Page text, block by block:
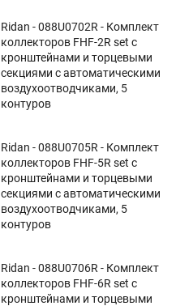
Ridan - 088U0702R - Комплект
коллекторов FHF-2R set с
кронштейнами и торцевыми
секциями с автоматическими
воздухоотводчиками, 5
контуров
Ridan - 088U0705R - Комплект
коллекторов FHF-5R set с
кронштейнами и торцевыми
секциями с автоматическими
воздухоотводчиками, 5
контуров
Ridan - 088U0706R - Комплект
коллекторов FHF-6R set с
кронштейнами и торцевыми